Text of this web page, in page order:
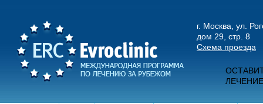
г. Москва, ул.
дом 29, стр. 8
Схема проезда